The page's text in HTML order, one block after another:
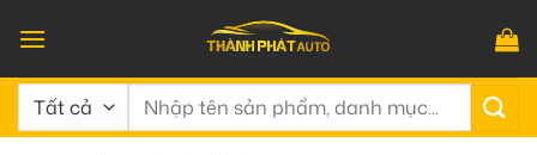
qua
nội
dung
Tìm